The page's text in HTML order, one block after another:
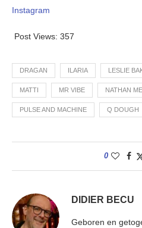
Instagram
Post Views: 357
DRAGAN ILARIA LESLIE
MATTI MR VIBE NATHAN
PULSE AND MACHINE Q DOUGH
0
DIDIER BECU
Geboren en